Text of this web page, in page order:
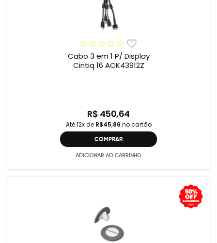
Cabo 3 em 1 P/ Display
Cintiq 16 ACK43912Z
R$ 450,64
Até 12x de R$45,86 no cartão
COMPRAR
ADICIONAR AO CARRINHO